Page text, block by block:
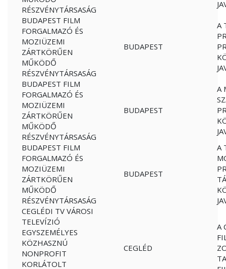
RÉSZVÉNYTÁRSASÁG
BUDAPEST FILM
FORGALMAZÓ ÉS
MOZIÜZEMI
ZÁRTKÖRŰEN
MŰKÖDŐ
RÉSZVÉNYTÁRSASÁG
BUDAPEST
A
BUDAPEST FILM
FORGALMAZÓ ÉS
MOZIÜZEMI
ZÁRTKÖRŰEN
MŰKÖDŐ
RÉSZVÉNYTÁRSASÁG
BUDAPEST
A
BUDAPEST FILM
FORGALMAZÓ ÉS
MOZIÜZEMI
ZÁRTKÖRŰEN
MŰKÖDŐ
RÉSZVÉNYTÁRSASÁG
BUDAPEST
A
CEGLÉDI TV VÁROSI
TELEVÍZIÓ
EGYSZEMÉLYES
KÖZHASZNÚ
NONPROFIT
KORLÁTOLT
CEGLÉD
A